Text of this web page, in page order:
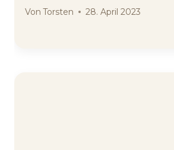
Von Torsten 28. April 2023